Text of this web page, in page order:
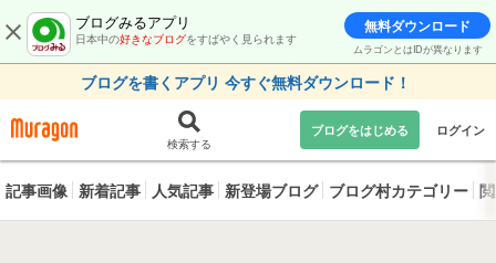
ブログみるアプリ
日本中の好きなブログをすばやく見られます
無料ダウンロード
ムラゴンとはIDが異なります
ブログを書くアプリ 今すぐ無料ダウンロード！
検索する
ブログをはじめる ログイン
記事画像 新着記事 人気記事 新登場ブログ ブログ村カテゴリー